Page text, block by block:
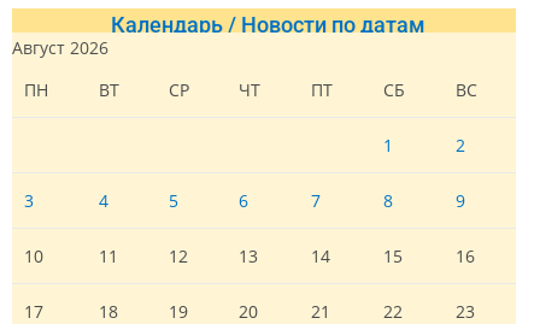
Календарь / Новости по датам
Август 2026
ПН
ВТ СР ЧТ ПТ СБ ВС
1 2
3 4 5 6 7 8 9
10 11 12 13 14 15 16
17 18 19 20 21 22 23